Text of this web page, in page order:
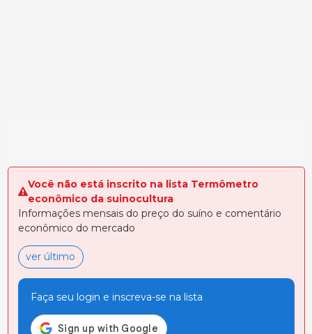
Você não está inscrito na lista Termômetro
econômico da suinocultura
Informações mensais do preço do suíno e comentário
econômico do mercado
ver último
Faça seu login e inscreva-se na lista